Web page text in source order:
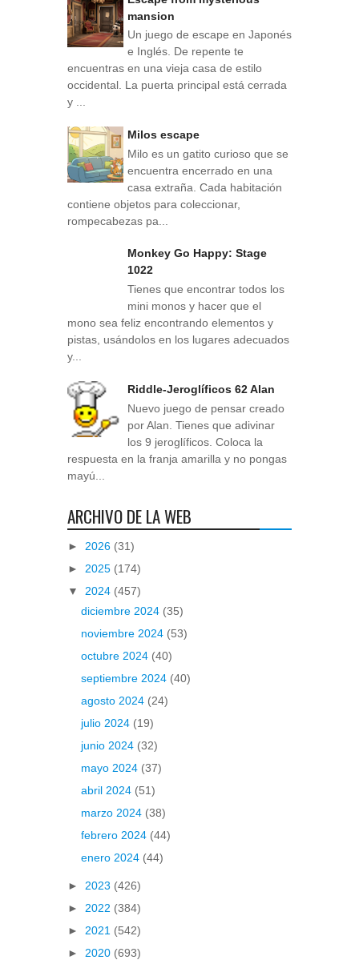
mansion
Un juego de escape en Japonés
e Inglés. De repente te
encuentras en una vieja casa de estilo
occidental. La puerta principal está cerrada
y ...
Milos escape
Milo es un gatito curioso que se
encuentra encerrado en una
casa extraña. Cada habitación
contiene objetos para coleccionar,
rompecabezas pa...
Monkey Go Happy: Stage
1022
Tienes que encontrar todos los
mini monos y hacer que el
mono sea feliz encontrando elementos y
pistas, usándolos en los lugares adecuados
y...
Riddle-Jeroglíficos 62 Alan
Nuevo juego de pensar creado
por Alan. Tienes que adivinar
los 9 jeroglíficos. Coloca la
respuesta en la franja amarilla y no pongas
mayú...
ARCHIVO DE LA WEB
► 2026 (31)
► 2025 (174)
▼ 2024 (457)
diciembre 2024 (35)
noviembre 2024 (53)
octubre 2024 (40)
septiembre 2024 (40)
agosto 2024 (24)
julio 2024 (19)
junio 2024 (32)
mayo 2024 (37)
abril 2024 (51)
marzo 2024 (38)
febrero 2024 (44)
enero 2024 (44)
► 2023 (426)
► 2022 (384)
► 2021 (542)
► 2020 (693)